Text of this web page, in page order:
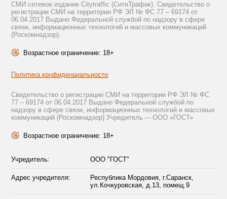
СМИ сетевое издание Citytraffic (СитиТрафик). Свидетельство о
регистрации СМИ на территории РФ ЭЛ № ФС 77 – 69174 от
06.04.2017 Выдано Федеральной службой по надзору в сфере
связи, информационных технологий и массовых коммуникаций
(Роскомнадзор).
Возрастное ограничение: 18+
Политика конфиденциальности
Свидетельство о регистрации СМИ на территории РФ ЭЛ № ФС
77 – 69174 от 06.04.2017 Выдано Федеральной службой по
надзору в сфере связи, информационных технологий и массовых
коммуникаций (Роскомнадзор) Учредитель — ООО «ГОСТ»
Возрастное ограничение: 18+
Учредитель: ООО "ГОСТ"
Адрес учредителя:
Республика Мордовия, г.Саранск,
ул.Кочкуровская, д.13, помещ.9